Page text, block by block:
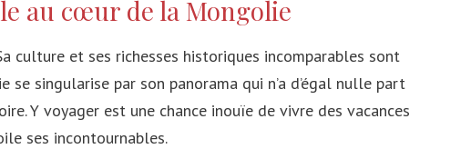
Australie
Astuces pour préparer ses vacances
Google Flights
Liste des pays par ordre alphabetique
au cœur de la Mongolie
culture et ses richesses historiques incomparables sont
singularise par son panorama qui n’a d’égal nulle part
Y voyager est une chance inouïe de vivre des vacances
ses incontournables.